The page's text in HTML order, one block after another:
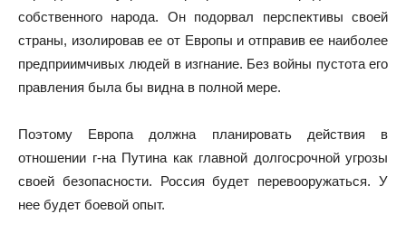
собственного народа. Он подорвал перспективы своей
страны, изолировав ее от Европы и отправив ее наиболее
предприимчивых людей в изгнание. Без войны пустота его
правления была бы видна в полной мере.
Поэтому Европа должна планировать действия в
отношении г-на Путина как главной долгосрочной угрозы
своей безопасности. Россия будет перевооружаться. У
нее будет боевой опыт.